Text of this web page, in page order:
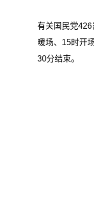
有关国民党
暖场、15时开
30分结束。